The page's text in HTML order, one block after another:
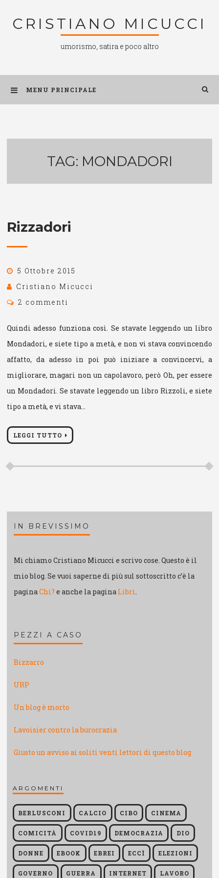
CRISTIANO MICUCCI
umorismo, satira e poco altro
MENU PRINCIPALE
TAG: MONDADORI
Rizzadori
5 Ottobre 2015
Cristiano Micucci
2 commenti
Quindi adesso funziona così. Se stavate leggendo un libro
Mondadori, e siete tipo a metà, e non vi stava convincendo
affatto, da adesso in poi può iniziare a convincervi, a
migliorare, magari non un capolavoro, però Oh, per essere
un Mondadori. Se stavate leggendo un libro Rizzoli, e siete
tipo a metà, e vi stava…
LEGGI TUTTO
IN BREVISSIMO
Mi chiamo Cristiano Micucci e scrivo cose. Questo è il
mio blog. Se vuoi saperne di più sul sottoscritto c’è la
paginaChi? e anche la pagina Libri.
PEZZI A CASO
Bizzarro
URP
Un blog è morto
Lavoisier contro la burocrazia
Giusto un avviso ai soliti venti lettori di questo blog
ARGOMENTI
BERLUSCONI CALCIO CIBO CINEMA
COMICITÀ COVID19 DEMOCRAZIA DIO
DONNE EBOOK EBREI ECCÌ ELEZIONI
GOVERNO GUERRA INTERNET LAVORO